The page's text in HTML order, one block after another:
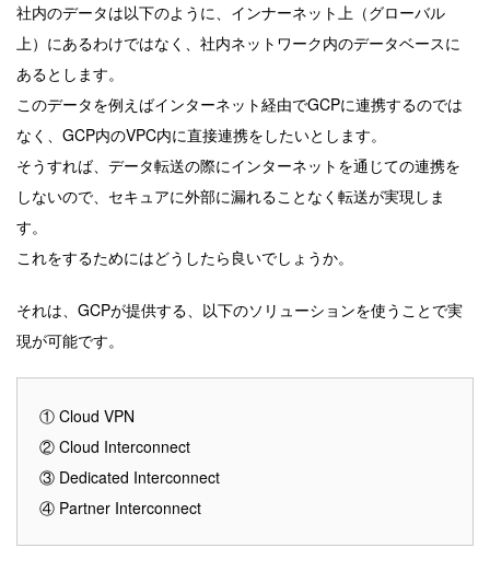
社内のデータは以下のように、インナーネット上（グローバル
上）にあるわけではなく、社内ネットワーク内のデータベースに
あるとします。
このデータを例えばインターネット経由でGCPに連携するのでは
なく、GCP内のVPC内に直接連携をしたいとします。
そうすれば、データ転送の際にインターネットを通じての連携を
しないので、セキュアに外部に漏れることなく転送が実現しま
す。
これをするためにはどうしたら良いでしょうか。
それは、GCPが提供する、以下のソリューションを使うことで実
現が可能です。
① Cloud VPN
② Cloud Interconnect
③ Dedicated Interconnect
④ Partner Interconnect